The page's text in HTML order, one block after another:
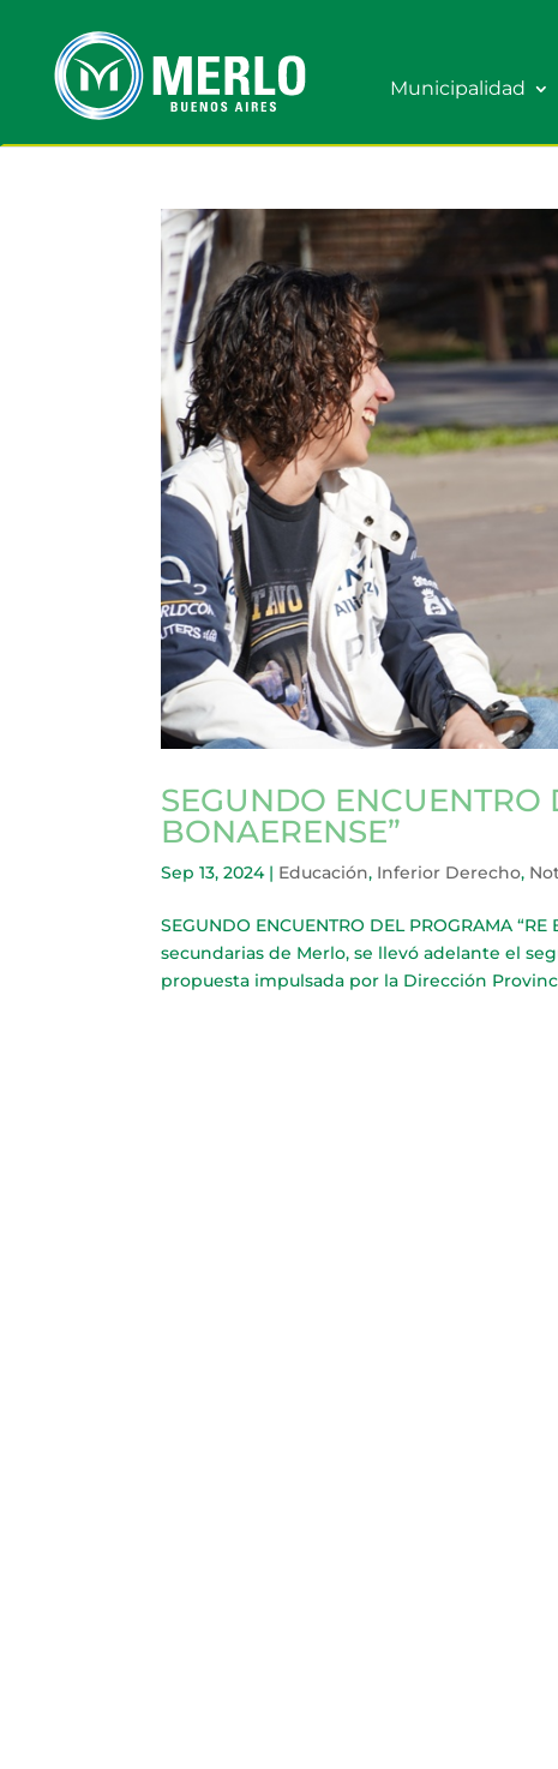
Municipalidad
SEGUNDO ENCUENTRO
BONAERENSE”
Sep 13, 2024| Educación, Inferior Derecho,
SEGUNDO ENCUENTRO DEL PROGRAMA
secundarias de Merlo, se llevó adelante el
propuesta impulsada por la Dirección